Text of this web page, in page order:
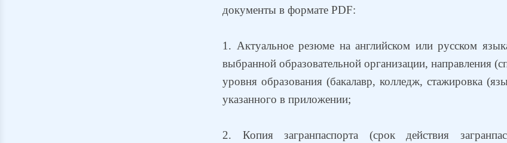
документы в формате PDF:
1. Актуальное резюме на английском или русском
выбранной образовательной организации, направления
уровня образования (бакалавр, колледж, стажировка
указанного в приложении;
2. Копия загранпаспорта (срок действия